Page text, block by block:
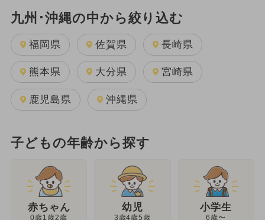
九州･沖縄の中から絞り込む
福岡県 佐賀県 長崎県
熊本県 大分県 宮崎県
鹿児島県 沖縄県
子どもの年齢から探す
赤ちゃん
0歳1歳2歳
幼児
3歳4歳5歳
小学生
6歳〜